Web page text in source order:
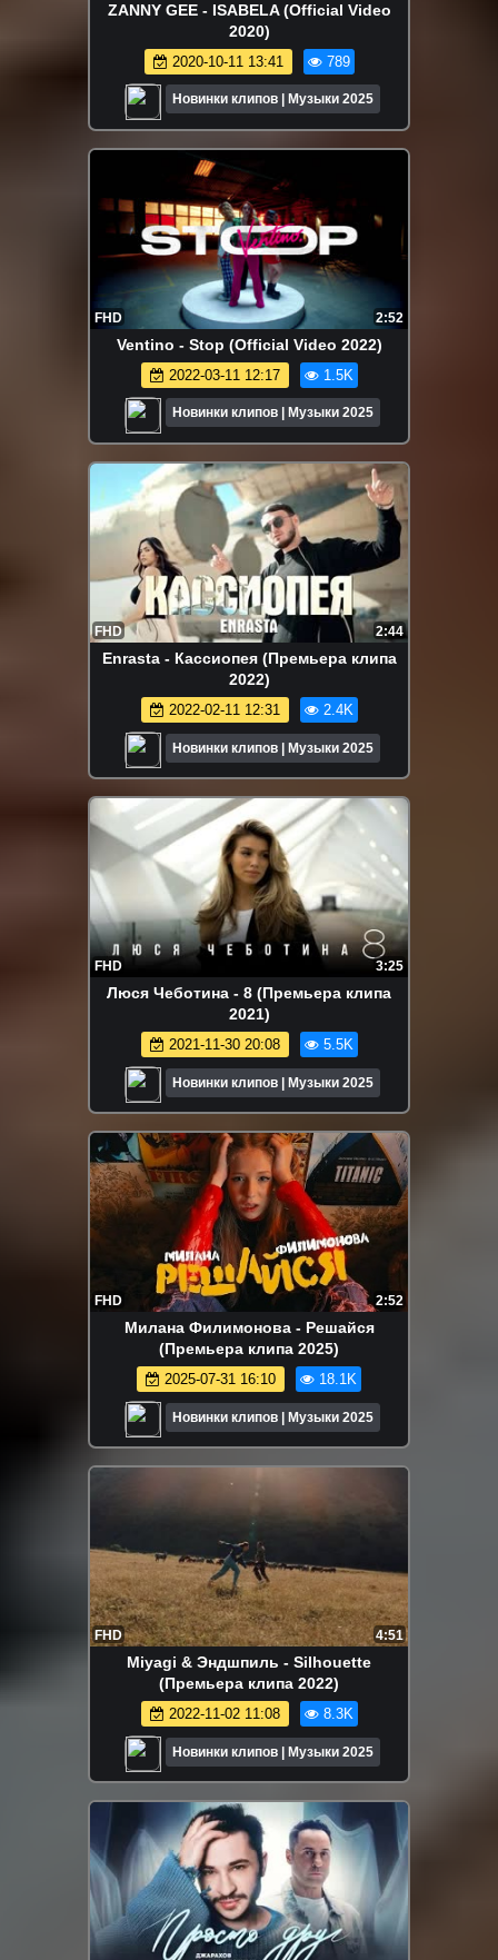
ZANNY GEE - ISABELA (Official Video
2020)
2020-10-11 13:41 789
Новинки клипов | Музыки 2025
FHD 2:52
Ventino - Stop (Official Video 2022)
2022-03-11 12:17 1.5K
Новинки клипов | Музыки 2025
FHD 2:44
Enrasta - Кассиопея (Премьера клипа
2022)
2022-02-11 12:31 2.4K
Новинки клипов | Музыки 2025
FHD 3:25
Люся Чеботина - 8 (Премьера клипа
2021)
2021-11-30 20:08 5.5K
Новинки клипов | Музыки 2025
FHD 2:52
Милана Филимонова - Решайся
(Премьера клипа 2025)
2025-07-31 16:10 18.1K
Новинки клипов | Музыки 2025
FHD 4:51
Miyagi & Эндшпиль - Silhouette
(Премьера клипа 2022)
2022-11-02 11:08 8.3K
Новинки клипов | Музыки 2025